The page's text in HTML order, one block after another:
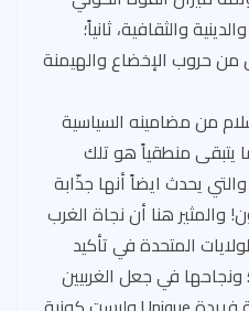
والثقافية، ثانياً؛
من حروب الإخضاع والهيمنة
من مضامينه السياسية
يتبقى منطقياً هو تلك
يحدث ايضاً أنها جذّابة
والمثير هنا أن نجاة الغرب
المتحدة في تأكيد
ونجاحها في جعل الغربيين